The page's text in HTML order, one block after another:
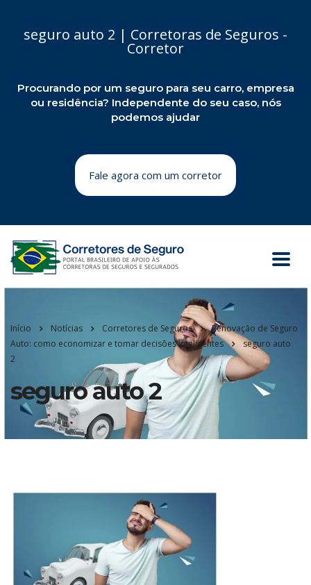
seguro auto 2 | Corretoras de Seguros -
Corretor
Procurando por um seguro para seu carro, empresa
ou residência? Independente do seu caso, nós
podemos ajudar
Fale agora com um corretor
Início Notícias Corretores de Seguros
Renovação de Seguro
Auto: como economizar e tomar decisões inteligentes
seguro auto
2
seguro auto 2